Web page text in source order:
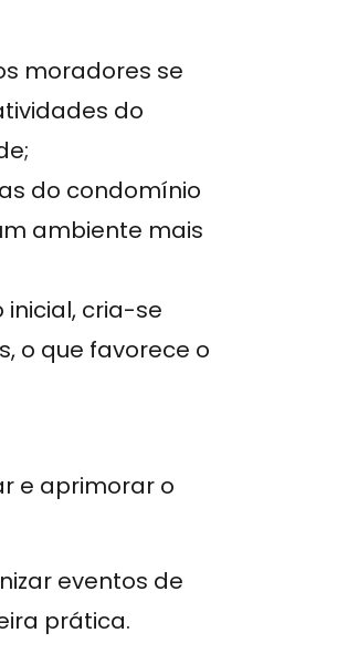
moradores se
do
do condomínio
ambiente mais
cria-se
o que favorece o
e aprimorar o
eventos de
prática.